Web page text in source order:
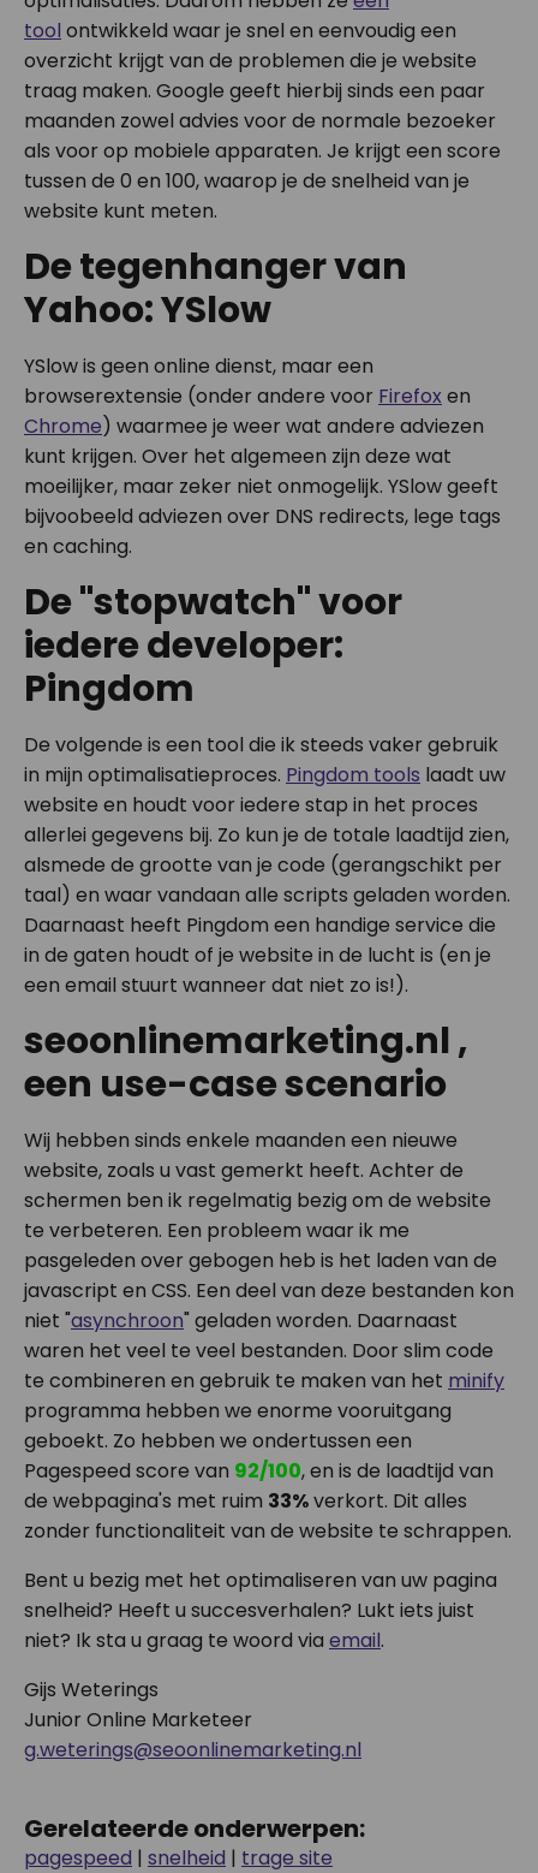
tool ontwikkeld waar je snel en eenvoudig een
overzicht krijgt van de problemen die je website
traag maken. Google geeft hierbij sinds een paar
maanden zowel advies voor de normale bezoeker
als voor op mobiele apparaten. Je krijgt een score
tussen de 0 en 100, waarop je de snelheid van je
website kunt meten.
De tegenhanger van
Yahoo: YSlow
YSlow is geen online dienst, maar een
browserextensie (onder andere voor Firefox en
Chrome) waarmee je weer wat andere adviezen
kunt krijgen. Over het algemeen zijn deze wat
moeilijker, maar zeker niet onmogelijk. YSlow geeft
bijvoobeeld adviezen over DNS redirects, lege tags
en caching.
De "stopwatch" voor
iedere developer:
Pingdom
De volgende is een tool die ik steeds vaker gebruik
in mijn optimalisatieproces. Pingdom tools laadt uw
website en houdt voor iedere stap in het proces
allerlei gegevens bij. Zo kun je de totale laadtijd zien,
alsmede de grootte van je code (gerangschikt per
taal) en waar vandaan alle scripts geladen worden.
Daarnaast heeft Pingdom een handige service die
in de gaten houdt of je website in de lucht is (en je
een email stuurt wanneer dat niet zo is!).
seoonlinemarketing.nl ,
een use-case scenario
Wij hebben sinds enkele maanden een nieuwe
website, zoals u vast gemerkt heeft. Achter de
schermen ben ik regelmatig bezig om de website
te verbeteren. Een probleem waar ik me
pasgeleden over gebogen heb is het laden van de
javascript en CSS. Een deel van deze bestanden kon
niet "asynchroon" geladen worden. Daarnaast
waren het veel te veel bestanden. Door slim code
te combineren en gebruik te maken van het minify
programma hebben we enorme vooruitgang
geboekt. Zo hebben we ondertussen een
Pagespeed score van 92/100, en is de laadtijd van
de webpagina's met ruim 33%verkort. Dit alles
zonder functionaliteit van de website te schrappen.
Bent u bezig met het optimaliseren van uw pagina
snelheid? Heeft u succesverhalen? Lukt iets juist
niet? Ik sta u graag te woord via email.
Gijs Weterings
Junior Online Marketeer
g.weterings@seoonlinemarketing.nl
Gerelateerde onderwerpen:
pagespeed | snelheid | trage site